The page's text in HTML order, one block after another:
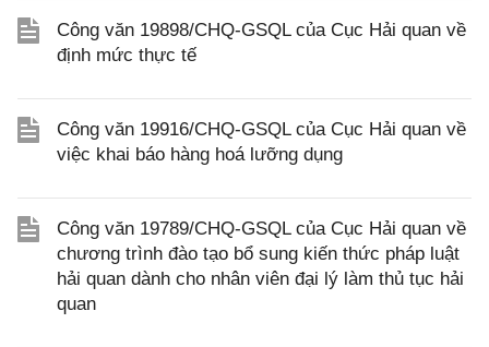
Công văn 19898/CHQ-GSQL của Cục Hải quan về
định mức thực tế
Công văn 19916/CHQ-GSQL của Cục Hải quan về
việc khai báo hàng hoá lưỡng dụng
Công văn 19789/CHQ-GSQL của Cục Hải quan về
chương trình đào tạo bổ sung kiến thức pháp luật
hải quan dành cho nhân viên đại lý làm thủ tục hải
quan